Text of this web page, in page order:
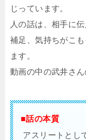
じっています。
人の話は、相手に
補足、気持ちがこ
ます。
動画の中の武井さ
■話の本質
アスリートとし